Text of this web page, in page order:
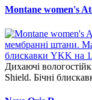
Montane women's
Дихаючі
Shield. Бічні